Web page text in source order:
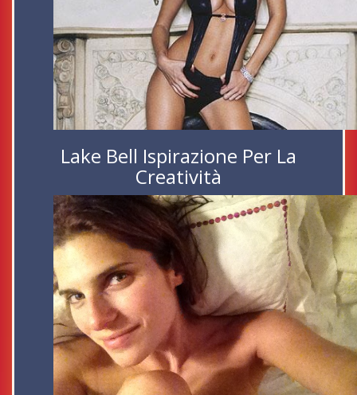
Lake Bell Ispirazione Per La
Creatività